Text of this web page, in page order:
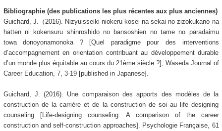
Bibliographie (des publications les plus récentes aux plus anciennes)
Guichard, J.（2016). Nizyuisseiki niokeru kosei na sekai no zizokukano na
hatten ni kokensuru shinroshido no bansoshien no tame no paradaimu
towa donoyonamonoka ? [Quel paradigme pour des interventions
d’accompagnement en orientation contribuant au développement durable
d’un monde plus équitable au cours du 21ème siècle ?], Waseda Journal of
Career Education, 7, 3-19 [published in Japanese].
Guichard, J. (2016). Une comparaison des apports des modèles de la
construction de la carrière et de la construction de soi au life designing
counseling [Life-designing counseling: A comparison of the career
construction and self-construction approaches]. Psychologie Française, 61